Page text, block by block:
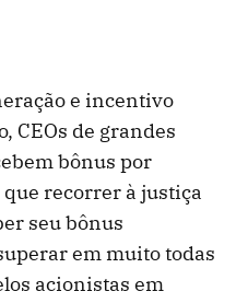
e incentivo
CEOs de grandes
bônus por
recorrer à justiça
seu bônus
em muito todas
acionistas em